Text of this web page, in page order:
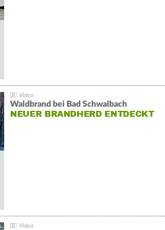
Waldbrand bei Bad Schwalbach
NEUER BRANDHERD ENTDECKT